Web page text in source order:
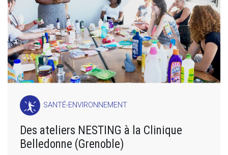
SANTÉ-ENVIRONNEMENT
Des ateliers NESTING à la Clinique
Belledonne (Grenoble)